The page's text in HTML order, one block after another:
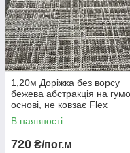
1,20м Доріжка без ворсу
бежева абстракція на
основі, не ковзає Flex
19171/111
В наявності
720 ₴/пог.м